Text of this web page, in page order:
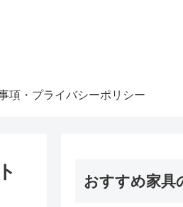
項・プライバシーポリシー
おすすめ家具